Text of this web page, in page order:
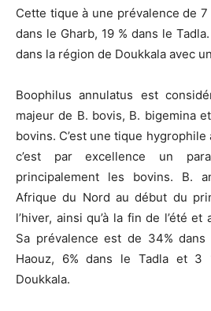
Cette tique à une prévalence de 7
dans le Gharb, 19 % dans le
dans la région de Doukkala avec
Boophilus annulatus est
majeur de B. bovis, B. bigemina
bovins. C’est une tique
c’est par excellence un
principalement les bovins. B.
Afrique du Nord au début du
l’hiver, ainsi qu’à la fin de l’été et
Sa prévalence est de 34%
Haouz, 6% dans le Tadla et 3
Doukkala.